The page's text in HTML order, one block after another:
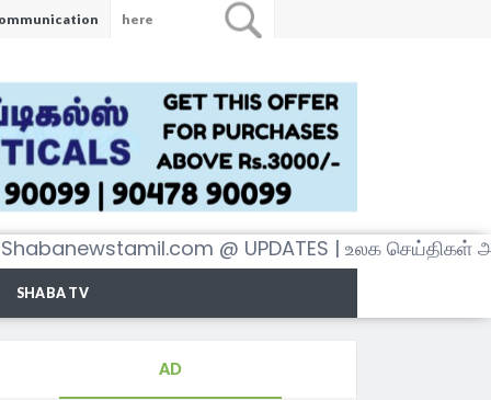
@ UPDATES | உலக செய்திகள்
SHABA TV
AD